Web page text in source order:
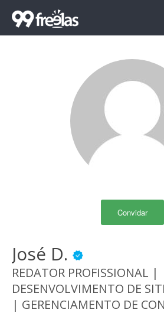
Convidar
José D.
REDATOR PROFISSIONAL |
DESENVOLVIMENTO DE
| GERENCIAMENTO DE